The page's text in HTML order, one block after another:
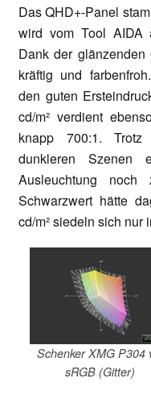
Das QHD+-Panel
wird vom Tool AIDA
Dank der
kräftig und
den guten
cd/m² verdient
knapp 700:1. Trotz
dunkleren Szenen
Ausleuchtung noch
Schwarzwert hätte
cd/m² siedeln sich nur
Schenker XMG P304
sRGB (Gitter)